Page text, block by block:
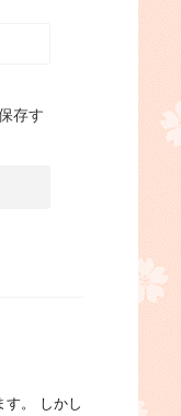
存す
す。 しかし